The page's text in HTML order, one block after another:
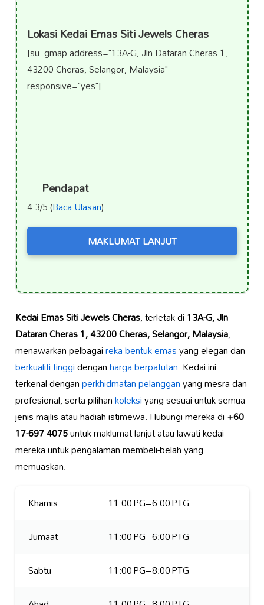
Lokasi Kedai Emas Siti Jewels Cheras
[su_gmap address="13A-G, Jln Dataran Cheras 1,
43200 Cheras, Selangor, Malaysia"
responsive="yes"]
Pendapat
4.3/5 (Baca Ulasan)
MAKLUMAT LANJUT
Kedai Emas Siti Jewels Cheras, terletak di13A-G, Jln
Dataran Cheras 1, 43200 Cheras, Selangor, Malaysia,
menawarkan pelbagaireka bentuk emasyang elegan dan
berkualiti tinggidenganharga berpatutan. Kedai ini
terkenal denganperkhidmatan pelangganyang mesra dan
profesional, serta pilihankoleksiyang sesuai untuk semua
jenis majlis atau hadiah istimewa. Hubungi mereka di+60
17-697 4075untuk maklumat lanjut atau lawati kedai
mereka untuk pengalaman membeli-belah yang
memuaskan.
Khamis
11:00 PG–6:00 PTG
Jumaat
11:00 PG–6:00 PTG
Sabtu
11:00 PG–8:00 PTG